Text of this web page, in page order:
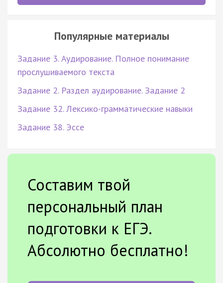
Популярные материалы
Задание 3. Аудирование. Полное понимание
прослушиваемого текста
Задание 2. Раздел аудирование. Задание 2
Задание 32. Лексико-грамматические навыки
Задание 38. Эссе
Составим твой
персональный план
подготовки к ЕГЭ.
Абсолютно бесплатно!